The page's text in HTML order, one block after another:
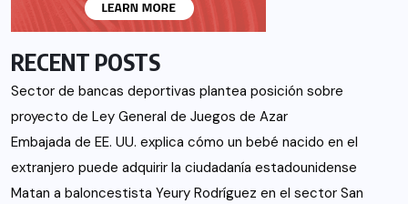
RECENT POSTS
Sector de bancas deportivas plantea posición sobre
proyecto de Ley General de Juegos de Azar
Embajada de EE. UU. explica cómo un bebé nacido en el
extranjero puede adquirir la ciudadanía estadounidense
Matan a baloncestista Yeury Rodríguez en el sector San